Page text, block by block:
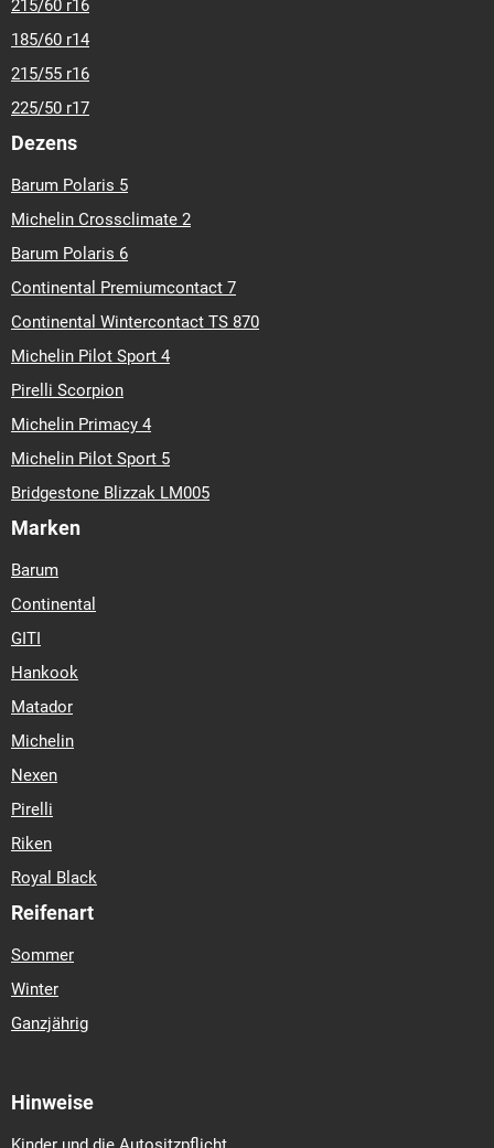
215/60 r16
185/60 r14
215/55 r16
225/50 r17
Dezens
Barum Polaris 5
Michelin Crossclimate 2
Barum Polaris 6
Continental Premiumcontact 7
Continental Wintercontact TS 870
Michelin Pilot Sport 4
Pirelli Scorpion
Michelin Primacy 4
Michelin Pilot Sport 5
Bridgestone Blizzak LM005
Marken
Barum
Continental
GITI
Hankook
Matador
Michelin
Nexen
Pirelli
Riken
Royal Black
Reifenart
Sommer
Winter
Ganzjährig
Hinweise